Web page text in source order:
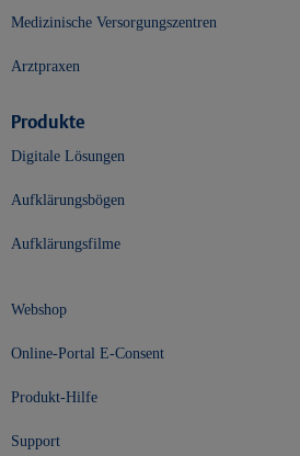
Medizinische Versorgungszentren
Arztpraxen
Produkte
Digitale Lösungen
Aufklärungsbögen
Aufklärungsfilme
Webshop
Online-Portal E-Consent
Produkt-Hilfe
Support